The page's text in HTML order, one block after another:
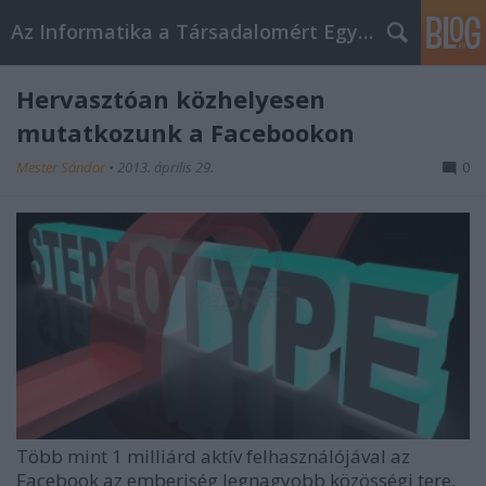
Az Informatika a Társadalomért Egyesület blogja
Hervasztóan közhelyesen
mutatkozunk a Facebookon
Mester Sándor • 2013. április 29. 0
Több mint 1 milliárd aktív felhasználójával az
Facebook az emberiség legnagyobb közösségi tere.